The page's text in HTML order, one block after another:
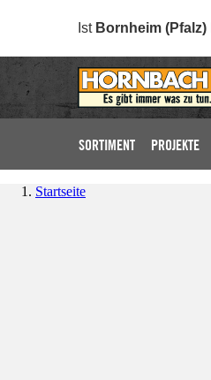
Ist Bornheim (Pfalz)
SORTIMENT PROJEKTE
Startseite